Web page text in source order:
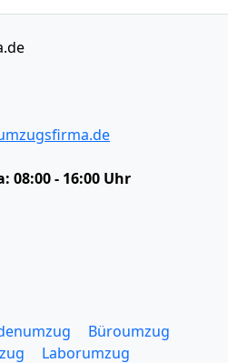
08:00 - 16:00 Uhr
Büroumzug
Laborumzug